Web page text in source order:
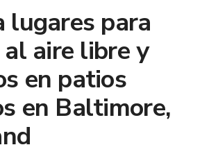
para
aire libre y
en patios
en Baltimore,